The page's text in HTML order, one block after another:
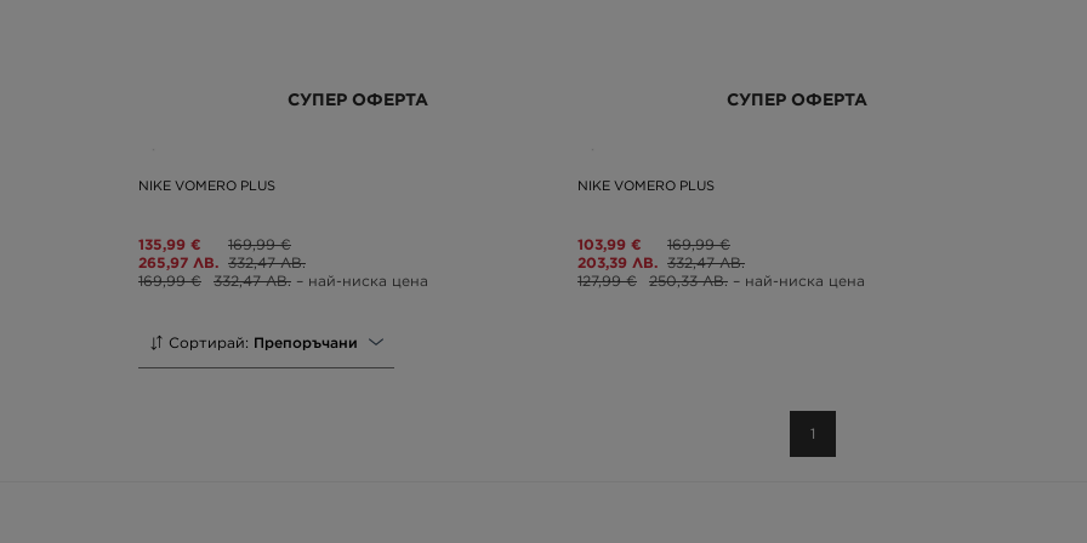
СУПЕР ОФЕРТА
NIKE VOMERO PLUS
135,99 €
265,97 ЛВ.
169,99 €
332,47 ЛВ.
169,99 €
332,47 ЛВ. – най-ниска цена
СУПЕР ОФЕРТА
NIKE VOMERO PLUS
103,99 €
203,39 ЛВ.
169,99 €
332,47 ЛВ.
127,99 €
250,33 ЛВ. – най-ниска цена
Сортирай: Препоръчани
1